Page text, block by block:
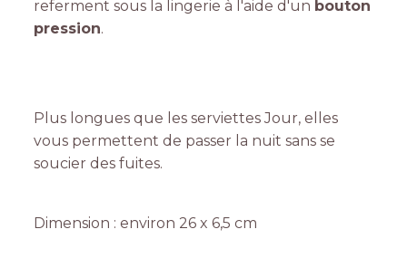
referment sous la lingerie à l'aide d'un bouton
pression.
Plus longues que les serviettes Jour, elles
vous permettent de passer la nuit sans se
soucier des fuites.
Dimension : environ 26 x 6,5 cm